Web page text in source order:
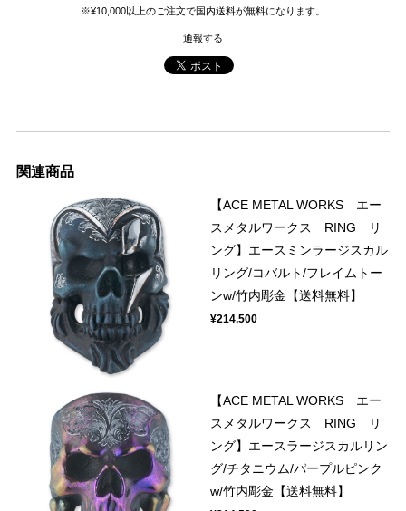
※¥10,000以上のご注文で国内送料が無料になります。
通報する
関連商品
【ACE METAL WORKS エー
スメタルワークス RING リ
ング】エースミンラージスカル
リング/コバルト/フレイムトー
ンw/竹内彫金【送料無料】
¥214,500
【ACE METAL WORKS エー
スメタルワークス RING リ
ング】エースラージスカルリン
グ/チタニウム/パープルピンク
w/竹内彫金【送料無料】